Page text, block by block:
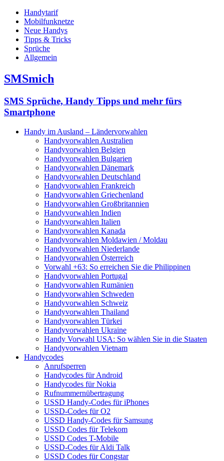
Handytarif
Mobilfunknetze
Neue Handys
Tipps & Tricks
Sprüche
Allgemein
SMSmich
SMS Sprüche, Handy Tipps und mehr fürs
Smartphone
Handy im Ausland – Ländervorwahlen
Handyvorwahlen Australien
Handyvorwahlen Belgien
Handyvorwahlen Bulgarien
Handyvorwahlen Dänemark
Handyvorwahlen Deutschland
Handyvorwahlen Frankreich
Handyvorwahlen Griechenland
Handyvorwahlen Großbritannien
Handyvorwahlen Indien
Handyvorwahlen Italien
Handyvorwahlen Kanada
Handyvorwahlen Moldawien / Moldau
Handyvorwahlen Niederlande
Handyvorwahlen Österreich
Vorwahl +63: So erreichen Sie die Philippinen
Handyvorwahlen Portugal
Handyvorwahlen Rumänien
Handyvorwahlen Schweden
Handyvorwahlen Schweiz
Handyvorwahlen Thailand
Handyvorwahlen Türkei
Handyvorwahlen Ukraine
Handy Vorwahl USA: So wählen Sie in die Staaten
Handyvorwahlen Vietnam
Handycodes
Anrufsperren
Handycodes für Android
Handycodes für Nokia
Rufnummernübertragung
USSD Handy-Codes für iPhones
USSD-Codes für O2
USSD Handy-Codes für Samsung
USSD Codes für Telekom
USSD Codes T-Mobile
USSD-Codes für Aldi Talk
USSD Codes für Congstar